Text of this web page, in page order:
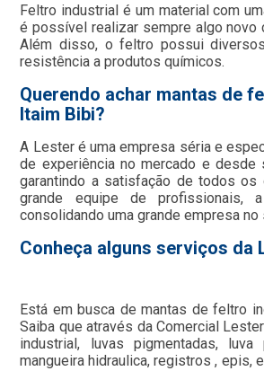
Feltro industrial é um material com
é possível realizar sempre algo novo
Além disso, o feltro possui
resistência a produtos químicos.
Querendo achar mantas de
Itaim Bibi?
A Lester é uma empresa séria e
de experiência no mercado e desde
garantindo a satisfação de todos os
grande equipe de profissionais,
consolidando uma grande empresa no
Conheça alguns serviços da
Está em busca de mantas de feltro
Saiba que através da Comercial
industrial, luvas pigmentadas, luva
mangueira hidraulica, registros , epis,